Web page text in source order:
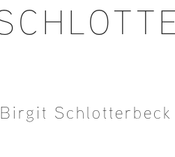
Birgit Schlotterbeck